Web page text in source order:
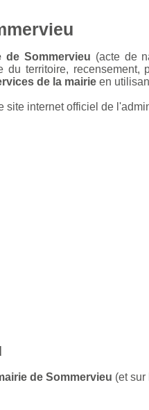
de Sommervieu (acte de
territoire,
de la mairie en
internet officiel de
de Sommervieu (et